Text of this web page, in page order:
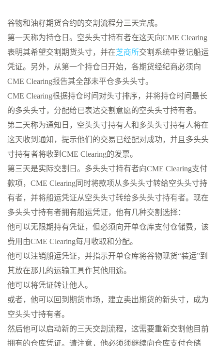
谷物和油籽期货合约的交割流程分三天完成。
第一天称为持仓日。空头头寸持有者在这天向CME Clearing
表明其希望交割期货头寸，并在芝商所交割系统中登记船运
凭证。另外，从第一个持仓日开始，各期货经纪商必须向
CME Clearing报告其全部未平仓多头头寸。
CME Clearing根据持仓时间对头寸排序，并将持仓时间最长
的多头头寸，分配给已表达交割意愿的空头头寸持有者。
第二天称为通知日，空头头寸持有人和多头头寸持有人将在
这天收到通知，提示他们的交易已经配对成功，并且多头头
寸持有者将收到CME Clearing的发票。
第三天是实际交割日。多头头寸持有者向CME Clearing支付
款项，CME Clearing同时将款项从多头头寸转给空头头寸持
有者，并将船运凭证从空头头寸转给多头头寸持有者。现在
多头头寸持有者拥有船运凭证，他有几种交割选择：
他可以无限期持有凭证，但必须向开单仓库支付仓储费，该
费用由CME Clearing每月收取和分配。
他可以注销船运凭证，并指示开单仓库将谷物现货“装运”到
其放在那儿的运输工具作其他用途。
他可以将凭证转让他人。
或者，他可以回到期货市场，建立卖出期货的新头寸，成为
空头头寸持有者。
然后他可以启动新的三天交割流程，这需要重新交割他目前
拥有的仓库凭证。请注意，他必须须继续向仓库支付仓储